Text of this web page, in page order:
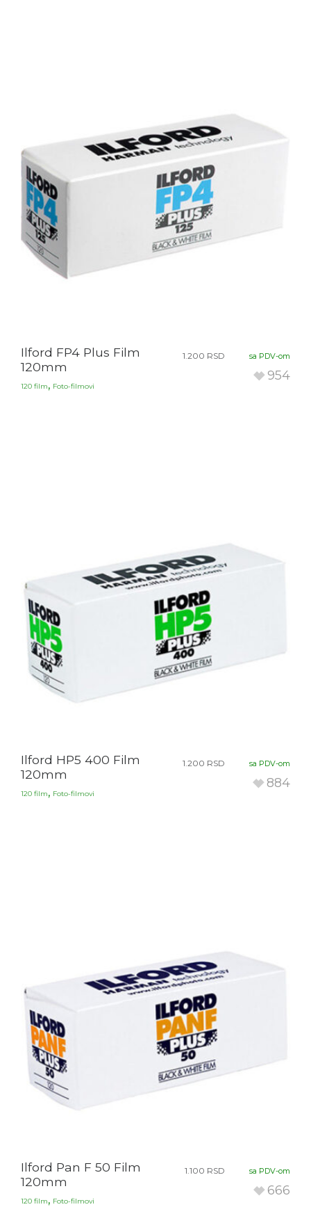
Ilford FP4 Plus Film
120mm
120 film, Foto-filmovi
1.200 RSD sa PDV-om
954
Ilford HP5 400 Film
120mm
120 film, Foto-filmovi
1.200 RSD sa PDV-om
884
Ilford Pan F 50 Film
120mm
120 film, Foto-filmovi
1.100 RSD sa PDV-om
666